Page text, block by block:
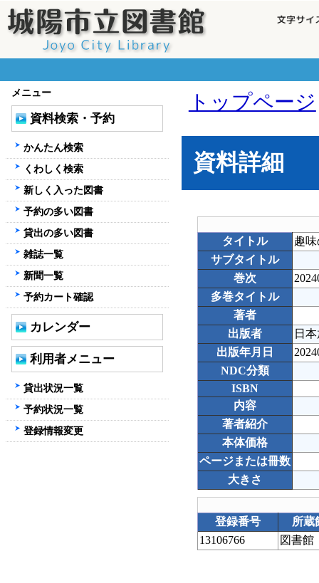
トップページ
資料詳細
タイトル
趣
サブタイトル
巻次
多巻タイトル
著者
出版者
日
出版年月日
NDC分類
ISBN
内容
著者紹介
本体価格
ページまたは冊数
大きさ
登録番号
所蔵
13106766
図書館
メニュー
資料検索・予約
かんたん検索
くわしく検索
新しく入った図書
予約の多い図書
貸出の多い図書
雑誌一覧
新聞一覧
予約カート確認
カレンダー
利用者メニュー
貸出状況一覧
予約状況一覧
登録情報変更